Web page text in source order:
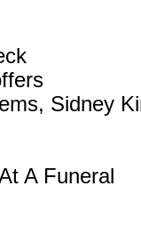
Sidney
A Funeral